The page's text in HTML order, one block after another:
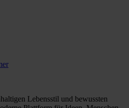
Lebensstil und bewussten